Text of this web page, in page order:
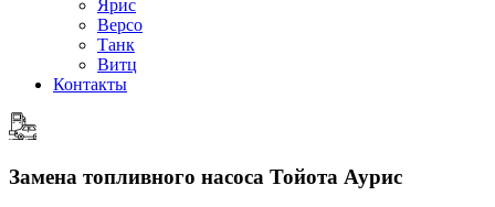
Ярис
Версо
Танк
Витц
Контакты
Замена топливного насоса Тойота Аурис